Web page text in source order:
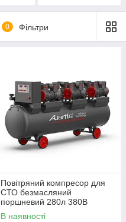
0 Фільтри
Повітряний компресор для
СТО безмасляний
поршневий 280л 380В
AUARITA 2-1450X6F280-380
В наявності